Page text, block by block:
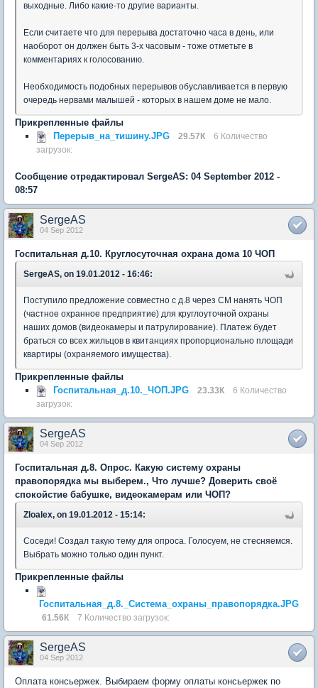
выходные. Либо какие-то другие варианты.
Если считаете что для перерыва достаточно часа в день, или
наоборот он должен быть 3-х часовым - тоже отметьте в
комментариях к голосованию.
Необходимость подобных перерывов обуславливается в первую
очередь нервами малышей - которых в нашем доме не мало.
Прикрепленные файлы
Перерыв_на_тишину.JPG
29.57К
6 Количество
загрузок:
Сообщение отредактировал SergeAS: 04 September 2012 -
08:57
SergeAS
04 Sep 2012
Госпитальная д.10. Круглосуточная охрана дома 10 ЧОП
SergeAS, on 19.01.2012 - 16:46:
Поступило предложение совместно с д.8 через СМ нанять ЧОП
(частное охранное предприятие) для круглоуточной охраны
наших домов (видеокамеры и патрулирование). Платеж будет
браться со всех жильцов в квитанциях пропорционально площади
квартиры (охраняемого имущества).
Прикрепленные файлы
Госпитальная_д.10._ЧОП.JPG
23.33К
6 Количество
загрузок:
SergeAS
04 Sep 2012
Госпитальная д.8. Опрос. Какую систему охраны
правопорядка мы выберем., Что лучше? Доверить своё
спокойстие бабушке, видеокамерам или ЧОП?
Zloalex, on 19.01.2012 - 15:14:
Соседи! Создал такую тему для опроса. Голосуем, не стесняемся.
Выбрать можно только один пункт.
Прикрепленные файлы
Госпитальная_д.8._Система_охраны_правопорядка.JPG
61.56К 7 Количество загрузок:
SergeAS
04 Sep 2012
Оплата консьержек. Выбираем форму оплаты консьержек по